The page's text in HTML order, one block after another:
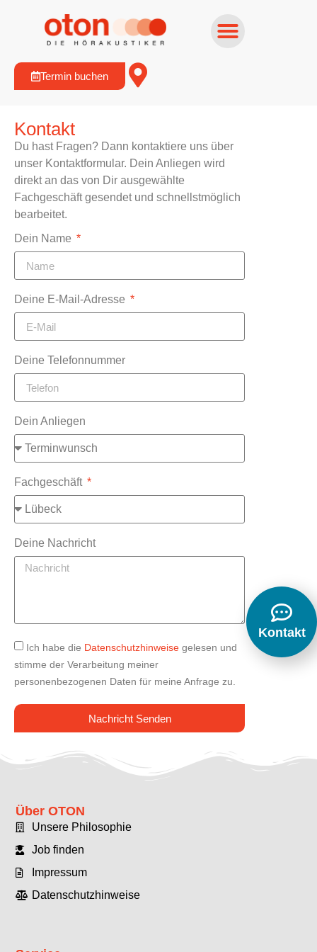
Termin buchen
Kontakt
Du hast Fragen? Dann kontaktiere uns über
unser Kontaktformular. Dein Anliegen wird
direkt an das von Dir ausgewählte
Fachgeschäft gesendet und schnellstmöglich
bearbeitet.
Dein Name
Deine E-Mail-Adresse
Deine Telefonnummer
Dein Anliegen
Fachgeschäft
Deine Nachricht
Ich habe die Datenschutzhinweise gelesen und
stimme der Verarbeitung meiner
personenbezogenen Daten für meine Anfrage zu.
Nachricht Senden
Über OTON
Unsere Philosophie
Job finden
Impressum
Datenschutzhinweise
Kontakt